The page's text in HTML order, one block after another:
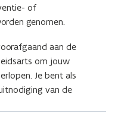
of
genomen.
aan de
om jouw
Je bent als
van de